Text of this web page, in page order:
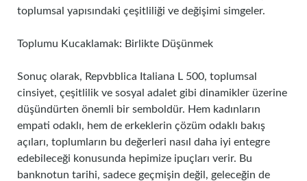
toplumsal yapısındaki çeşitliliği ve değişimi simgeler.
Toplumu Kucaklamak: Birlikte Düşünmek
Sonuç olarak, Repvbblica Italiana L 500, toplumsal
cinsiyet, çeşitlilik ve sosyal adalet gibi dinamikler üzerine
düşündürten önemli bir semboldür. Hem kadınların
empati odaklı, hem de erkeklerin çözüm odaklı bakış
açıları, toplumların bu değerleri nasıl daha iyi entegre
edebileceği konusunda hepimize ipuçları verir. Bu
banknotun tarihi, sadece geçmişin değil, geleceğin de